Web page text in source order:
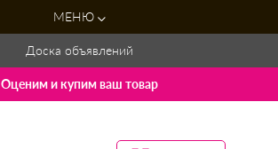
МЕНЮ
Доска объявлений
Оценим и купим ваш товар